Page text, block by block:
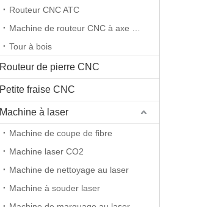
Routeur CNC ATC
Tour à bois
Routeur de pierre CNC
Petite fraise CNC
Machine à laser
Machine de coupe de fibre
Machine laser CO2
Machine de nettoyage au laser
Machine à souder laser